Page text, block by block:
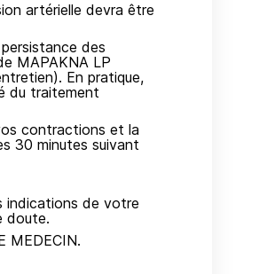
artérielle devra être
des
MAPAKNA LP
En pratique,
du traitement
contractions et la
30 minutes suivant
indications de votre
doute.
MEDECIN.